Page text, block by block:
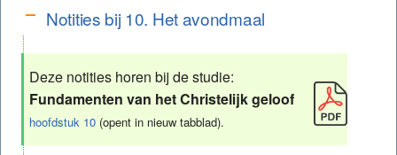
A Notities bij 10. Het avondmaal
Deze notities horen bij de studie:
Fundamenten van het Christelijk geloof
hoofdstuk 10 (opent in nieuw tabblad).